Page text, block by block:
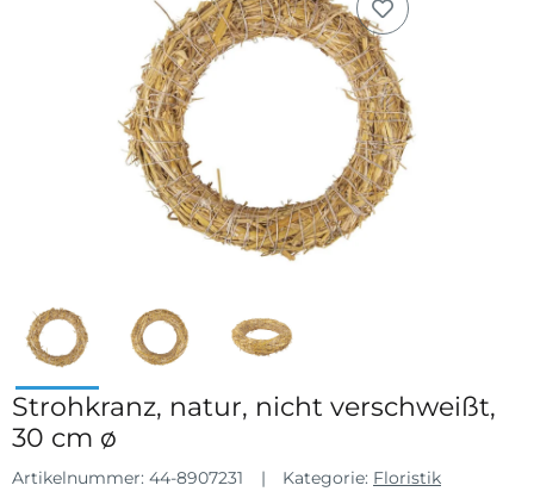
Strohkranz, natur, nicht verschweißt,
30 cm ø
Artikelnummer: 44-8907231 Kategorie: Floristik